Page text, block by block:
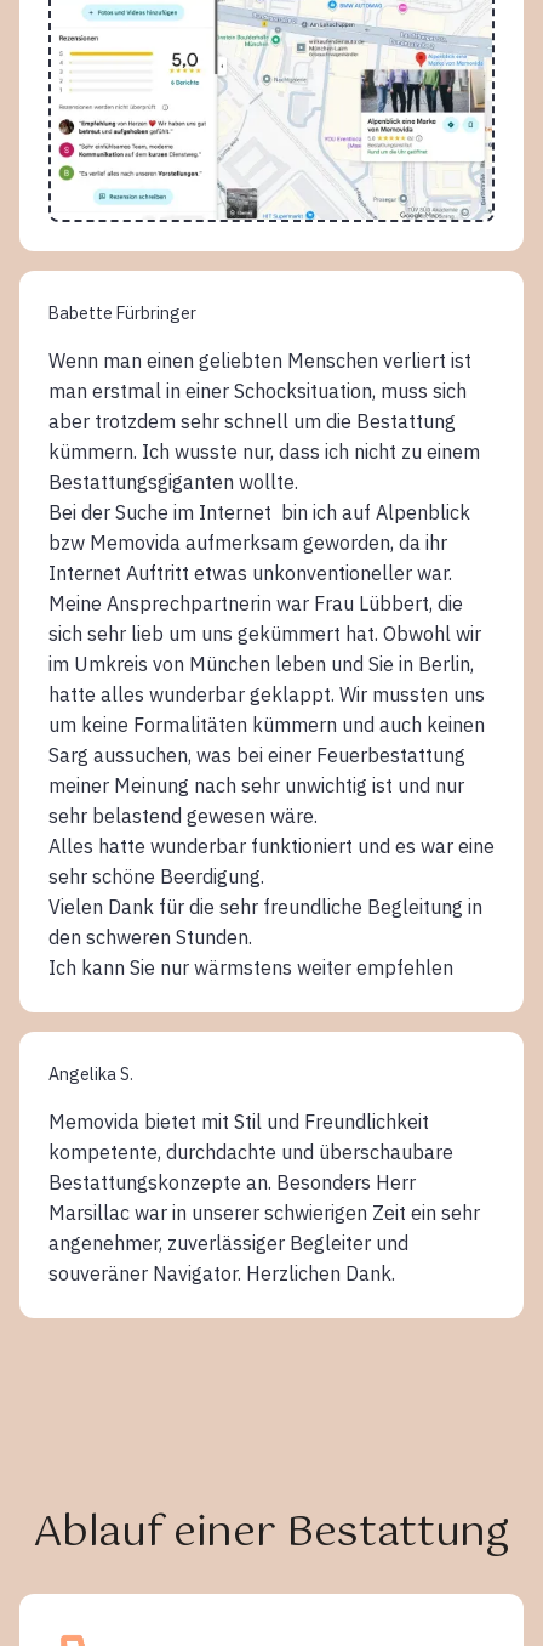
Babette Fürbringer
Wenn man einen geliebten Menschen verliert ist
man erstmal in einer Schocksituation, muss sich
aber trotzdem sehr schnell um die Bestattung
kümmern. Ich wusste nur, dass ich nicht zu einem
Bestattungsgiganten wollte.
Bei der Suche im Internet bin ich auf Alpenblick
bzw Memovida aufmerksam geworden, da ihr
Internet Auftritt etwas unkonventioneller war.
Meine Ansprechpartnerin war Frau Lübbert, die
sich sehr lieb um uns gekümmert hat. Obwohl wir
im Umkreis von München leben und Sie in Berlin,
hatte alles wunderbar geklappt. Wir mussten uns
um keine Formalitäten kümmern und auch keinen
Sarg aussuchen, was bei einer Feuerbestattung
meiner Meinung nach sehr unwichtig ist und nur
sehr belastend gewesen wäre.
Alles hatte wunderbar funktioniert und es war eine
sehr schöne Beerdigung.
Vielen Dank für die sehr freundliche Begleitung in
den schweren Stunden.
Ich kann Sie nur wärmstens weiter empfehlen
Angelika S.
Memovida bietet mit Stil und Freundlichkeit
kompetente, durchdachte und überschaubare
Bestattungskonzepte an. Besonders Herr
Marsillac war in unserer schwierigen Zeit ein sehr
angenehmer, zuverlässiger Begleiter und
souveräner Navigator. Herzlichen Dank.
Ablauf einer Bestattung